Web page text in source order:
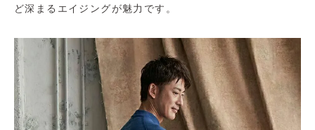
ど深まるエイジングが魅力です。